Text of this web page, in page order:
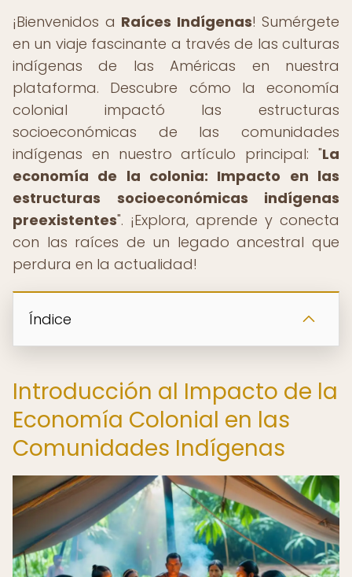
¡Bienvenidos a Raíces Indígenas! Sumérgete
en un viaje fascinante a través de las culturas
indígenas de las Américas en nuestra
plataforma. Descubre cómo la economía
colonial impactó las estructuras
socioeconómicas de las comunidades
indígenas en nuestro artículo principal: "La
economía de la colonia: Impacto en las
estructuras socioeconómicas indígenas
preexistentes". ¡Explora, aprende y conecta
con las raíces de un legado ancestral que
perdura en la actualidad!
Índice
Introducción al Impacto de la
Economía Colonial en las
Comunidades Indígenas